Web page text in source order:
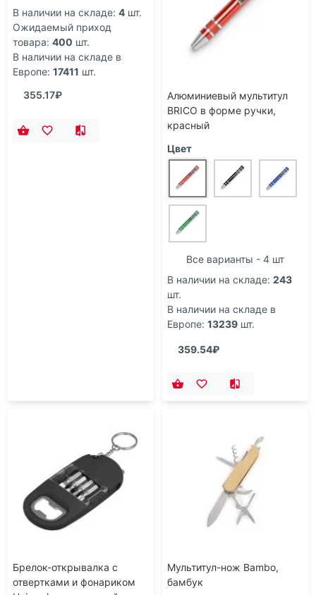
Инструмент
форме карты в чехле
Алюминиевый мультитул
BRICO в форме ручки,
красный
Цвет
Все варианты - 4 шт
В наличии на складе: 243
шт.
В наличии на складе в
Европе: 13239 шт.
359.54₽
Брелок-открывалка с
отвертками и фонариком
Мультитул-нож Bambo,
бамбук